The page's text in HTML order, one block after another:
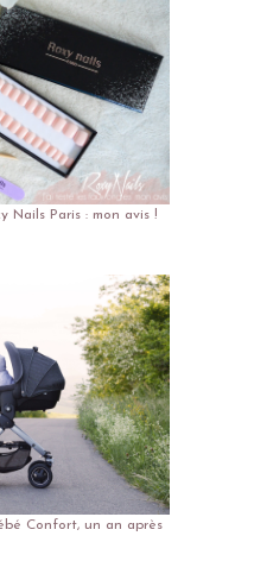
Nails Paris : mon avis !
Confort, un an après